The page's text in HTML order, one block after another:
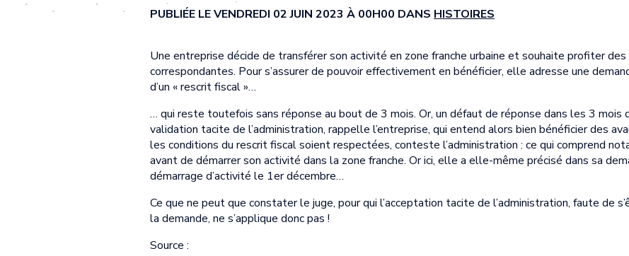
PUBLIÉE LE VENDREDI 02 JUIN 2023 À 00H00 DANS HISTOIRES
Une entreprise décide de transférer son activité en zone franche urbaine et souhaite profiter
correspondantes. Pour s’assurer de pouvoir effectivement en bénéficier, elle adresse une
d’un « rescrit fiscal »…
… qui reste toutefois sans réponse au bout de 3 mois. Or, un défaut de réponse dans les 3 mois
validation tacite de l’administration, rappelle l’entreprise, qui entend alors bien bénéficier des
les conditions du rescrit fiscal soient respectées, conteste l’administration : ce qui comprend
avant de démarrer son activité dans la zone franche. Or ici, elle a elle-même précisé dans sa
démarrage d’activité le 1er décembre…
Ce que ne peut que constater le juge, pour qui l’acceptation tacite de l’administration, faute de
la demande, ne s’applique donc pas !
Source :